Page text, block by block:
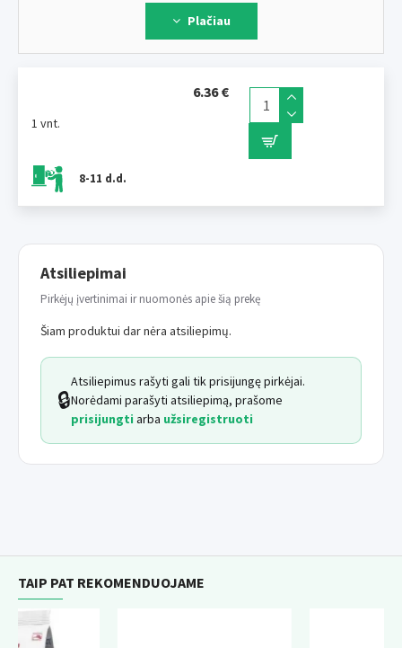
1 vnt.
8-11 d.d.
6.36 €
< br>medžiaga : pilnas lateksas
dydis : 12 cm
*** jei domina a tam tikras tipas užsisakant
ILUSTRATYVI NUOTRAUKA
Plačiau
Atsiliepimai
Pirkėjų įvertinimai ir nuomonės apie šią prekę
Šiam produktui dar nėra atsiliepimų.
🔒
Atsiliepimus rašyti gali tik prisijungę pirkėjai.
Norėdami parašyti atsiliepimą, prašome
prisijungti arba užsiregistruoti
TAIP PAT REKOMENDUOJAME